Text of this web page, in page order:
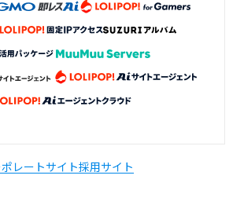
レートサイト採用サイト